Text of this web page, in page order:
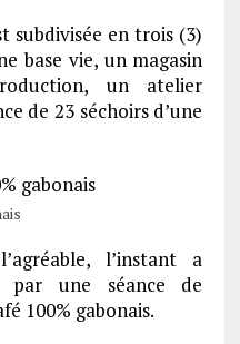
subdivisée en trois (3)
base vie, un magasin
un atelier
de 23 séchoirs d’une
l’instant a
par une séance de
100% gabonais.